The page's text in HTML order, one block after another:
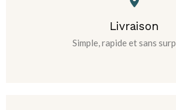
Livraison
Simple, rapide et sans